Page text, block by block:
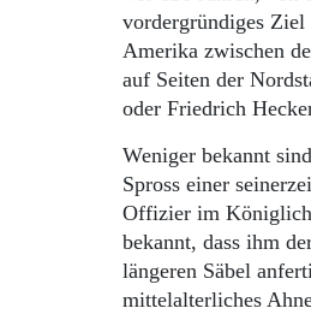
vordergründiges
Amerika zwischen
auf Seiten der
oder Friedrich
Weniger bekannt
Spross einer
Offizier im Königlich
bekannt, dass ihm
längeren Säbel
mittelalterliches